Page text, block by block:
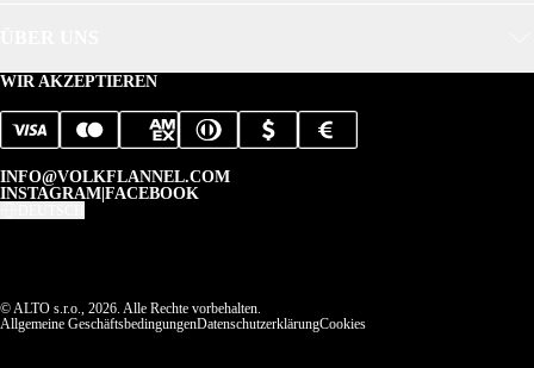
WIR AKZEPTIEREN
INFO@VOLKFLANNEL.COM
INSTAGRAM FACEBOOK
© ALTO s.r.o., 2026. Alle Rechte vorbehalten.
Allgemeine GeschäftsbedingungenDatenschutzerklärungCookies